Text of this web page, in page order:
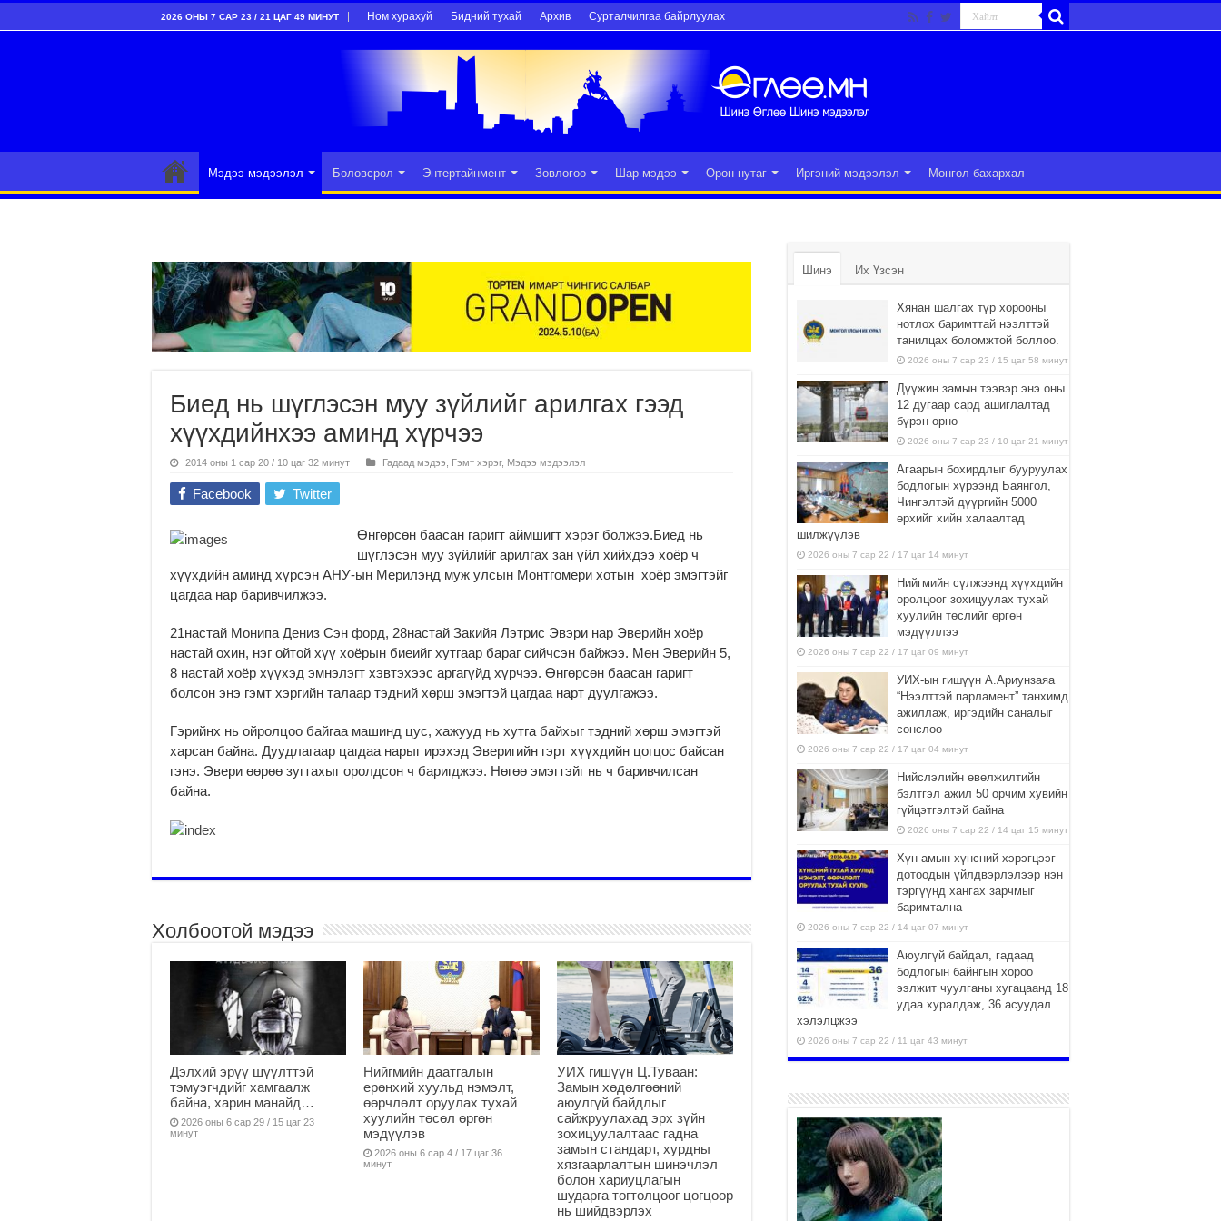
2026 ОНЫ 7 САР 23 / 21 ЦАГ 49 МИНУТ Ном хурахуй Бидний тухай Архив Сурталчилгаа байрлуулах
Мэдээ мэдээлэл Боловсрол Энтертайнмент Зөвлөгөө Шар мэдээ Орон нутаг Иргэний мэдээлэл Монгол бахархал
Биед нь шүглэсэн муу зүйлийг арилгах гээд
хүүхдийнхээ аминд хүрчээ
2014 оны 1 сар 20 / 10 цаг 32 минут Гадаад мэдээ Гэмт хэрэг, Мэдээ мэдээлэл
Facebook Twitter
Өнгөрсөн баасан гаригт аймшигт хэрэг болжээ.Биед нь
шүглэсэн муу зүйлийг арилгах зан үйл хийхдээ хоёр ч
хүүхдийн аминд хүрсэн АНУ-ын Мерилэнд муж улсын Монтгомери хотын хоёр эмэгтэйг
цагдаа нар баривчилжээ.
21настай Монипа Дениз Сэн форд, 28настай Закийя Лэтрис Эвэри нар Эверийн хоёр
настай охин, нэг ойтой хүү хоёрын биеийг хутгаар бараг сийчсэн байжээ. Мөн Эверийн 5,
8 настай хоёр хүүхэд эмнэлэгт хэвтэхээс аргагүйд хүрчээ. Өнгөрсөн баасан гаригт
болсон энэ гэмт хэргийн талаар тэдний хөрш эмэгтэй цагдаа нарт дуулгажээ.
Гэрийнх нь ойролцоо байгаа машинд цус, хажууд нь хутга байхыг тэдний хөрш эмэгтэй
харсан байна. Дуудлагаар цагдаа нарыг ирэхэд Эверигийн гэрт хүүхдийн цогцос байсан
гэнэ. Эвери өөрөө зугтахыг оролдсон ч баригджээ. Нөгөө эмэгтэйг нь ч баривчилсан
байна.
Холбоотой мэдээ
Дэлхий эрүү шүүлттэй
тэмуэгчдийг хамгаалж
байна, харин манайд…
2026 оны 6 сар 29 / 15 цаг 23
минут
Нийгмийн даатгалын
ерөнхий хуульд нэмэлт,
өөрчлөлт оруулах тухай
хуулийн төсөл өргөн
мэдүүлэв
2026 оны 6 сар 4 / 17 цаг 36
минут
УИХ гишүүн Ц.Туваан:
Замын хөдөлгөөний
аюулгүй байдлыг
сайжруулахад эрх зүйн
зохицуулалтаас гадна
замын стандарт, хурдны
хязгаарлалтын шинэчлэл
болон хариуцлагын
шударга тогтолцоог цогцоор
нь шийдвэрлэх
Шинэ Их Үзсэн
Хянан шалгах түр хорооны
нотлох баримттай нээлттэй
танилцах боломжтой боллоо.
2026 оны 7 сар 23 / 15 цаг 58 минут
Дүүжин замын тээвэр энэ оны
12 дугаар сард ашиглалтад
бүрэн орно
2026 оны 7 сар 23 / 10 цаг 21 минут
Агаарын бохирдлыг бууруулах
бодлогын хүрээнд Баянгол,
Чингэлтэй дүүргийн 5000
өрхийг хийн халаалтад
шилжүүлэв
2026 оны 7 сар 22 / 17 цаг 14 минут
Нийгмийн сүлжээнд хүүхдийн
оролцоог зохицуулах тухай
хуулийн төслийг өргөн
мэдүүллээ
2026 оны 7 сар 22 / 17 цаг 09 минут
УИХ-ын гишүүн А.Ариунзаяа
“Нээлттэй парламент” танхимд
ажиллаж, иргэдийн саналыг
сонслоо
2026 оны 7 сар 22 / 17 цаг 04 минут
Нийслэлийн өвөлжилтийн
бэлтгэл ажил 50 орчим хувийн
гүйцэтгэлтэй байна
2026 оны 7 сар 22 / 14 цаг 15 минут
Хүн амын хүнсний хэрэгцээг
дотоодын үйлдвэрлэлээр нэн
тэргүүнд хангах зарчмыг
баримтална
2026 оны 7 сар 22 / 14 цаг 07 минут
Аюулгүй байдал, гадаад
бодлогын байнгын хороо
ээлжит чуулганы хугацаанд 18
удаа хуралдаж, 36 асуудал
хэлэлцжээ
2026 оны 7 сар 22 / 11 цаг 43 минут
боломжтой-Хүүхэд хөгжүүлэх
төв” байгуулах төсөлд төр,
хувийн хэвшлийн түншлэлийн хүрээнд хамтран
ажиллахыг урьж байна
2026 оны 7 сар 22 / 9 цаг 28 минут
Б.Пүрэвдагва: “Урт цагаан”-ыг
залуучууд чөлөөт цагаа